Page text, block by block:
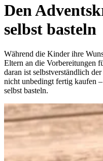
Den
selbst basteln
Während die Kinder ihre
Eltern an die Vorbereitungen
daran ist selbstverständlich
nicht unbedingt fertig kaufen
selbst basteln.